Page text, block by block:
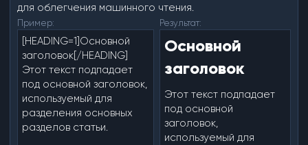
для облегчения машинного чтения.
Пример:
[HEADING=1]Основной
заголовок[/HEADING]
Этот текст подпадает
под основной заголовок,
используемый для
разделения основных
разделов статьи.
Результат:
Основной
заголовок​
Этот текст подпадает
под основной
заголовок,
используемый для